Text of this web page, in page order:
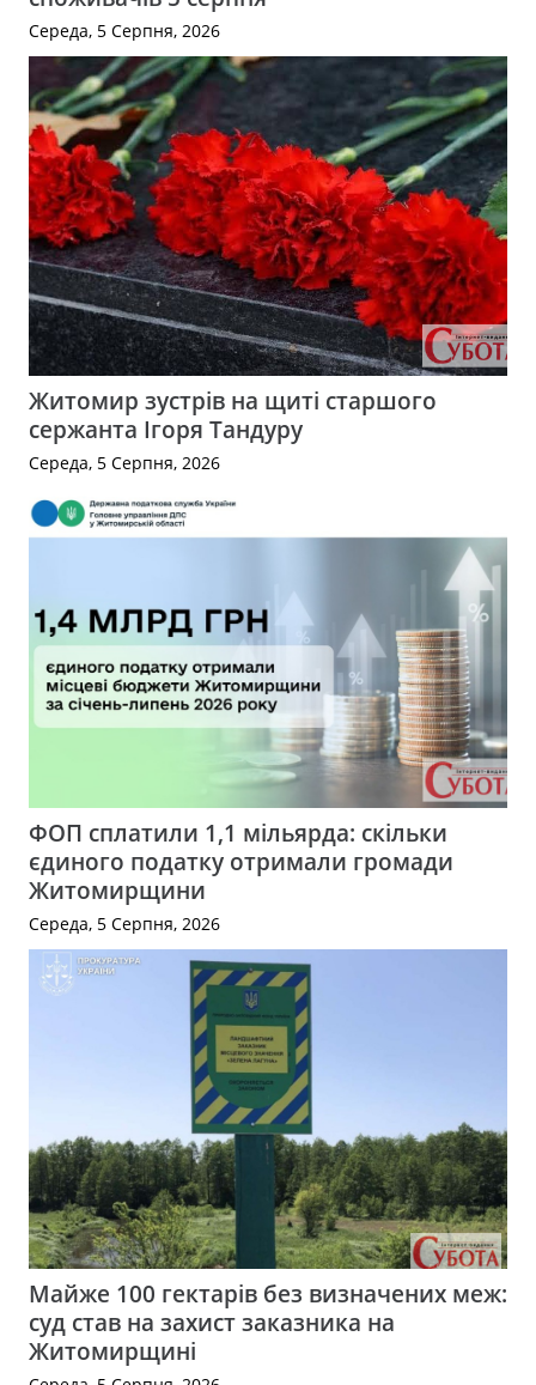
Середа, 5 Серпня, 2026
Житомир зустрів на щиті старшого
сержанта Ігоря Тандуру
Середа, 5 Серпня, 2026
ФОП сплатили 1,1 мільярда: скільки
єдиного податку отримали громади
Житомирщини
Середа, 5 Серпня, 2026
Майже 100 гектарів без визначених меж:
суд став на захист заказника на
Житомирщині